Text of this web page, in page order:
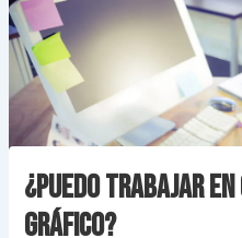
¿Puedo trabajar en
gráfico?